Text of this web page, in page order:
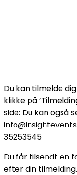
Du kan tilmelde
klikke på
side: Du kan også
35253545
Du får tilsendt en
efter din tilmelding.